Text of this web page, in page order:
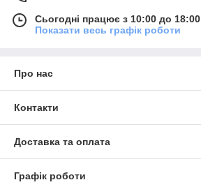
Сьогодні працює з 10:00 до 18:00
Показати весь графік роботи
Про нас
Контакти
Доставка та оплата
Графік роботи